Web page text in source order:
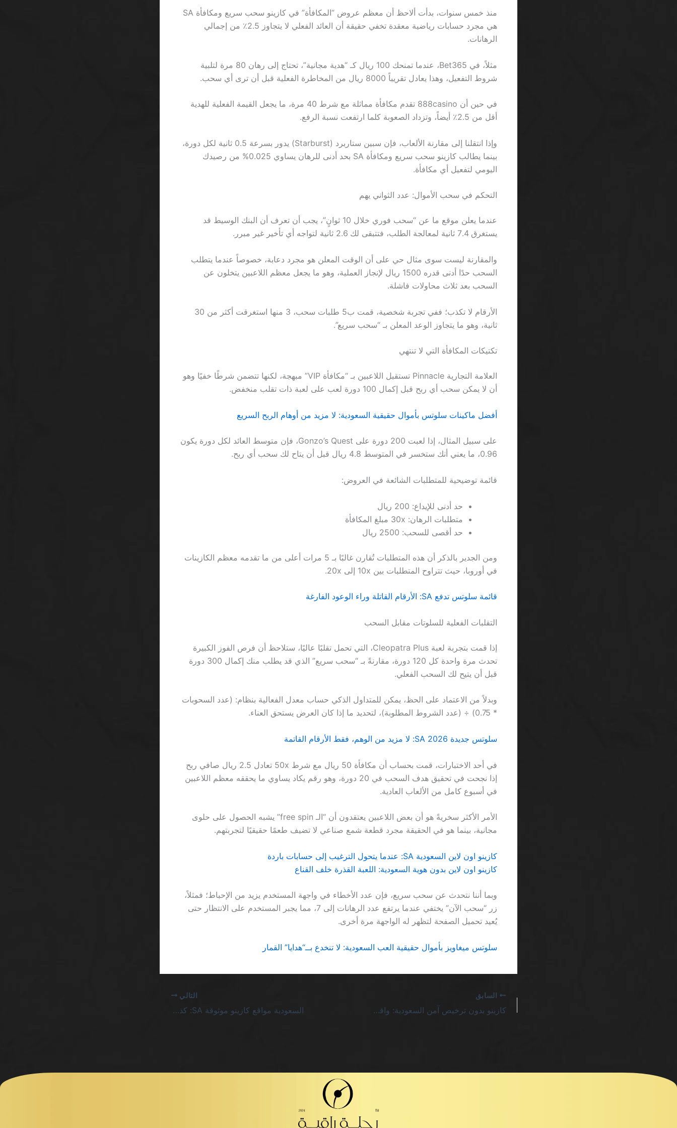
منذ خمس سنوات، بدأت ألاحظ أن معظم عروض “المكافأة” في كازينو سحب سريع ومكافأة SA
هي مجرد حسابات رياضية معقدة تخفي حقيقة أن العائد الفعلي لا يتجاوز 2.5٪ من إجمالي
الرهانات.
مثلاً، في Bet365، عندما تمنحك 100 ريال كـ “هدية مجانية”، تحتاج إلى رهان 80 مرة لتلبية
شروط التفعيل، وهذا يعادل تقريباً 8000 ريال من المخاطرة الفعلية قبل أن ترى أي سحب.
في حين أن 888casino تقدم مكافأة مماثلة مع شرط 40 مرة، ما يجعل القيمة الفعلية للهدية
أقل من 2.5٪ أيضاً، وتزداد الصعوبة كلما ارتفعت نسبة الرفع.
وإذا انتقلنا إلى مقارنة الألعاب، فإن سبين ستاربرد (Starburst) يدور بسرعة 0.5 ثانية لكل دورة،
بينما يطالب كازينو سحب سريع ومكافأة SA بحد أدنى للرهان يساوي 0.025% من رصيدك
اليومي لتفعيل أي مكافأة.
التحكم في سحب الأموال: عدد الثواني يهم
عندما يعلن موقع ما عن “سحب فوري خلال 10 ثوانٍ”، يجب أن تعرف أن البنك الوسيط قد
يستغرق 7.4 ثانية لمعالجة الطلب، فتتبقى لك 2.6 ثانية لتواجه أي تأخير غير مبرر.
والمقارنة ليست سوى مثال حي على أن الوقت المعلن هو مجرد دعابة، خصوصاً عندما يتطلب
السحب حدًا أدنى قدره 1500 ريال لإنجاز العملية، وهو ما يجعل معظم اللاعبين يتخلون عن
السحب بعد ثلاث محاولات فاشلة.
الأرقام لا تكذب؛ ففي تجربة شخصية، قمت ب5 طلبات سحب، 3 منها استغرقت أكثر من 30
ثانية، وهو ما يتجاوز الوعد المعلن بـ “سحب سريع”.
تكتيكات المكافأة التي لا تنتهي
العلامة التجارية Pinnacle تستقبل اللاعبين بـ “مكافأة VIP” مبهجة، لكنها تتضمن شرطًا خفيًا وهو
أن لا يمكن سحب أي ربح قبل إكمال 100 دورة لعب على لعبة ذات تقلب منخفض.
أفضل ماكينات سلوتس بأموال حقيقية السعودية: لا مزيد من أوهام الربح السريع
على سبيل المثال، إذا لعبت 200 دورة على Gonzo’s Quest، فإن متوسط العائد لكل دورة يكون
0.96، ما يعني أنك ستخسر في المتوسط 4.8 ريال قبل أن يتاح لك سحب أي ربح.
قائمة توضيحية للمتطلبات الشائعة في العروض:
حد أدنى للإيداع: 200 ريال
متطلبات الرهان: 30x مبلغ المكافأة
حد أقصى للسحب: 2500 ريال
ومن الجدير بالذكر أن هذه المتطلبات تُقارن غالبًا بـ 5 مرات أعلى من ما تقدمه معظم الكازينات
في أوروبا، حيث تتراوح المتطلبات بين 10x إلى 20x.
قائمة سلوتس تدفع SA: الأرقام القاتلة وراء الوعود الفارغة
التقلبات الفعلية للسلوتات مقابل السحب
إذا قمت بتجربة لعبة Cleopatra Plus، التي تحمل تقلبًا عاليًا، ستلاحظ أن فرص الفوز الكبيرة
تحدث مرة واحدة كل 120 دورة، مقارنةً بـ “سحب سريع” الذي قد يطلب منك إكمال 300 دورة
قبل أن يتيح لك السحب الفعلي.
وبدلاً من الاعتماد على الحظ، يمكن للمتداول الذكي حساب معدل الفعالية بنظام: (عدد السحوبات
* 0.75) ÷ (عدد الشروط المطلوبة)، لتحديد ما إذا كان العرض يستحق العناء.
سلوتس جديدة 2026 SA: لا مزيد من الوهم، فقط الأرقام القاتمة
في أحد الاختبارات، قمت بحساب أن مكافأة 50 ريال مع شرط 50x تعادل 2.5 ريال صافي ربح
إذا نجحت في تحقيق هدف السحب في 20 دورة، وهو رقم يكاد يساوي ما يحققه معظم اللاعبين
في أسبوع كامل من الألعاب العادية.
الأمر الأكثر سخريةً هو أن بعض اللاعبين يعتقدون أن “الـ free spin” يشبه الحصول على حلوى
مجانية، بينما هو في الحقيقة مجرد قطعة شمع صناعي لا تضيف طعمًا حقيقيًا لتجربتهم.
كازينو اون لاين السعودية SA: عندما يتحول الترغيب إلى حسابات باردة
كازينو اون لاين بدون هوية السعودية: اللعبة القذرة خلف القناع
وبما أننا نتحدث عن سحب سريع، فإن عدد الأخطاء في واجهة المستخدم يزيد من الإحباط؛ فمثلاً،
زر “سحب الآن” يختفي عندما يرتفع عدد الرهانات إلى 7، مما يجبر المستخدم على الانتظار حتى
يُعيد تحميل الصفحة لتظهر له الواجهة مرة أخرى.
سلوتس ميغاويز بأموال حقيقية العب السعودية: لا تنخدع بــ“هدايا” القمار
السابق
كازينو بدون ترخيص آمن السعودية: واقع القمار الرقمي المشبوه
التالي
السعودية مواقع كازينو موثوقة SA: كذب القواعد وواقعية الخسارة